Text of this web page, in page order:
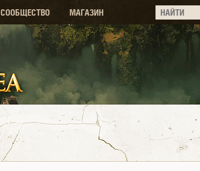
СООБЩЕСТВО МАГАЗИН